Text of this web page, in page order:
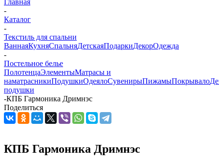
Главная
-
Каталог
-
Текстиль для спальни
ВаннаяКухняСпальняДетскаяПодаркиДекорОдежда
-
Постельное белье
ПолотенцаЭлементыМатрасы и
наматрасникиПодушкиОдеялоСувенирыПижамыПокрывало
подушки
-КПБ Гармоника Дримнэс
Поделиться
КПБ Гармоника Дримнэс